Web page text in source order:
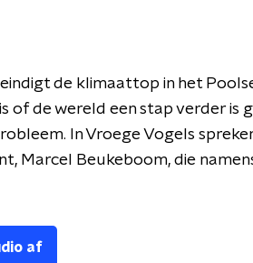
de klimaattop in het
of de wereld een stap verder is
In Vroege Vogels
Marcel Beukeboom, die
af